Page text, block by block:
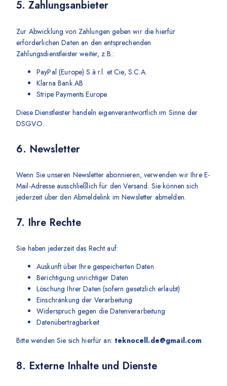
5. Zahlungsanbieter
Zur Abwicklung von Zahlungen geben wir die hierfür
erforderlichen Daten an den entsprechenden
Zahlungsdienstleister weiter, z.B.:
PayPal (Europe) S.à r.l. et Cie, S.C.A.
Klarna Bank AB
Stripe Payments Europe
Diese Dienstleister handeln eigenverantwortlich im Sinne der
DSGVO.
6. Newsletter
Wenn Sie unseren Newsletter abonnieren, verwenden wir Ihre E-
Mail-Adresse ausschließlich für den Versand. Sie können sich
jederzeit über den Abmeldelink im Newsletter abmelden.
7. Ihre Rechte
Sie haben jederzeit das Recht auf:
Auskunft über Ihre gespeicherten Daten
Berichtigung unrichtiger Daten
Löschung Ihrer Daten (sofern gesetzlich erlaubt)
Einschränkung der Verarbeitung
Widerspruch gegen die Datenverarbeitung
Datenübertragbarkeit
Bitte wenden Sie sich hierfür an:teknocell.de@gmail.com
8. Externe Inhalte und Dienste